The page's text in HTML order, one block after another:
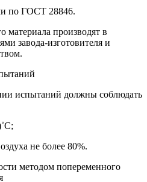
по ГОСТ 28846.
материала производят в
завода-изготовителя и
испытаний должны соблюдать
не более 80%.
методом попеременного